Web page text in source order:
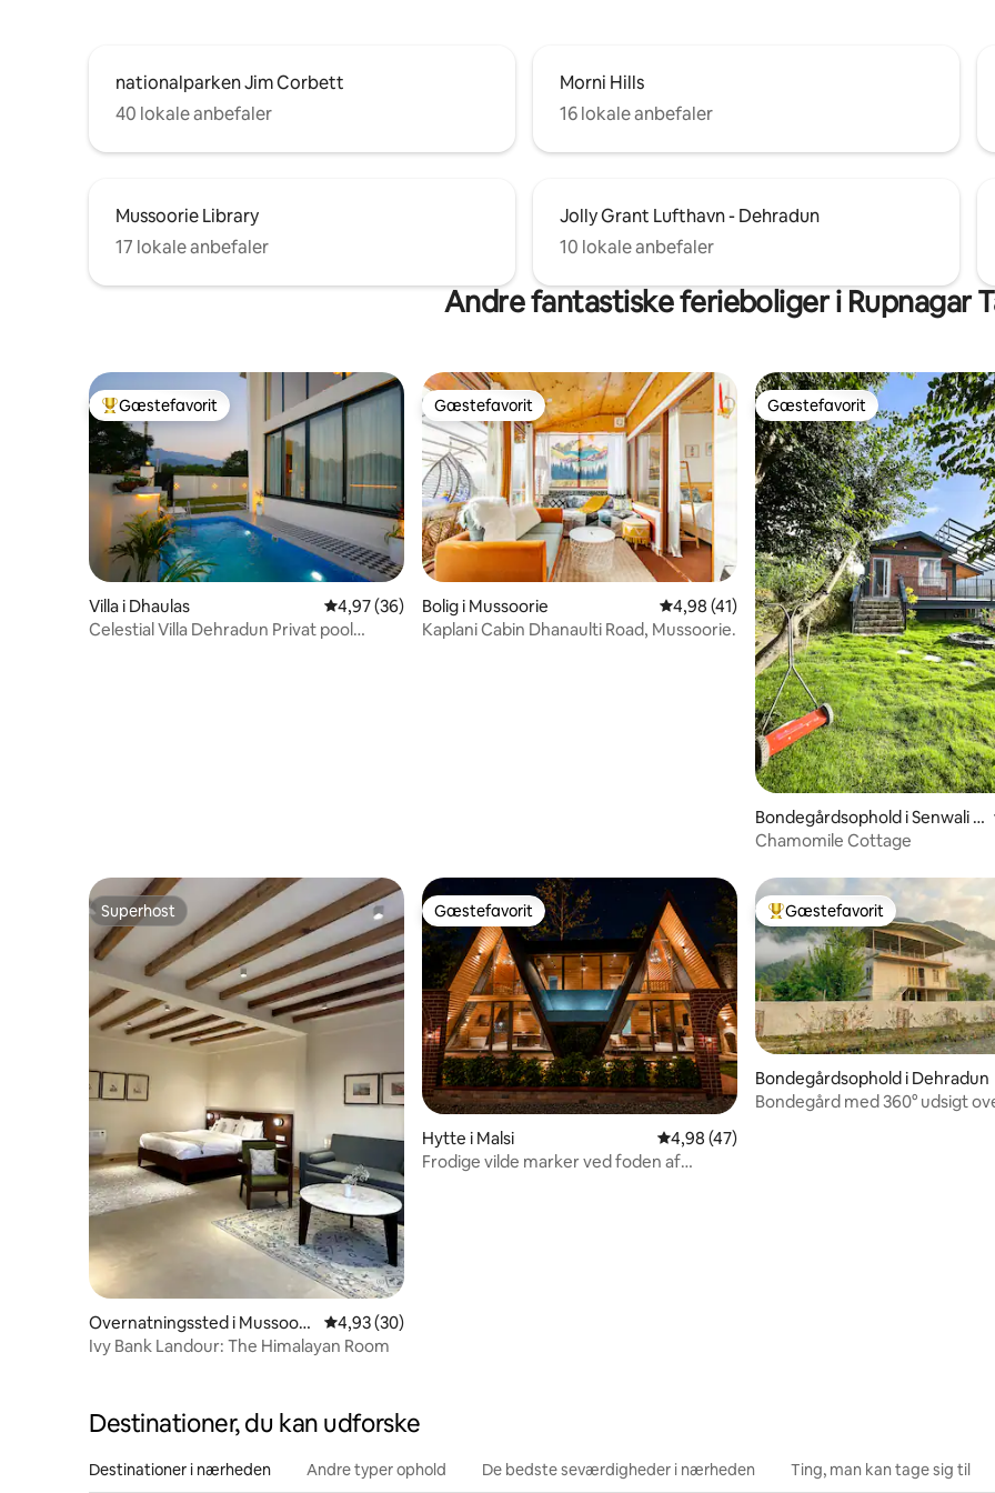
nationalparken Jim Corbett
40 lokale anbefaler
Morni Hills
16 lokale anbefaler
Mussoorie Library
17 lokale anbefaler
Jolly Grant Lufthavn - Dehradun
10 lokale anbefaler
Andre fantastiske ferieboliger i Rupnagar
Bedste gæstefavorit
Gæstefavorit
Villa i Dhaulas 4,97 ud af 5 i gennemsnitlig bedømmelse, 36 omtaler
4,97 (36)
Celestial Villa Dehradun Privat pool
Gæstefavorit
Gæstefavorit
Bolig i Mussoorie 4,98 ud af 5 i gennemsnitlig bedømmelse,
4,98 (41)
Kaplani Cabin Dhanaulti Road, Mussoorie.
Gæstefavorit
Gæstefavorit
Bondegårdsophold i Senwali P
atali
Chamomile Cottage
Superhost
Superhost
Overnatningssted i Mussoori
e
4,93 ud af 5 i gennemsnitlig bedømmelse, 30 omtaler
4,93 (30)
Ivy Bank Landour: The Himalayan Room
Gæstefavorit
Gæstefavorit
Hytte i Malsi 4,98 ud af 5 i gennemsnitlig bedømmelse,
4,98 (47)
Frodige vilde marker ved foden af
Bedste gæstefavorit
Gæstefavorit
Bondegårdsophold i Dehradun
Bondegård med 360° udsigt
Destinationer, du kan udforske
Destinationer i nærheden Andre typer ophold De bedste seværdigheder i nærheden Ting, man kan tage sig til